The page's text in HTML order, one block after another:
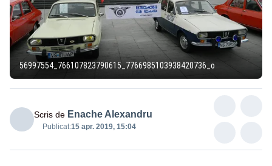
56997554_766107823790615_7766985103938420736_o
Scris de Enache Alexandru
Publicat:15 apr. 2019, 15:04